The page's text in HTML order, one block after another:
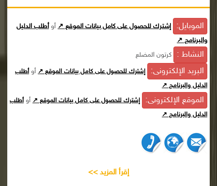
الموبايل: إشترك للحصول على كامل بيانات الموقع ↗ أوأطلب الدليل
والبرنامج ↗
النشاط : كرتون المضلع
البريد الإلكترونى: إشترك للحصول على كامل بيانات الموقع ↗ أوأطلب
الدليل والبرنامج ↗
الموقع الإلكترونى: إشترك للحصول على كامل بيانات الموقع ↗ أوأطلب
الدليل والبرنامج ↗
إقرأ المزيد >>